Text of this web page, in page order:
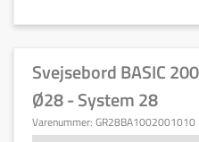
Svejsebord BASIC
Ø28 - System 28
Varenummer: GR28BA1002001010